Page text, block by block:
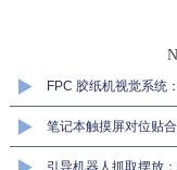
FPC 胶纸机视觉系统
笔记本触摸屏对位贴
引导机器人抓取摆放